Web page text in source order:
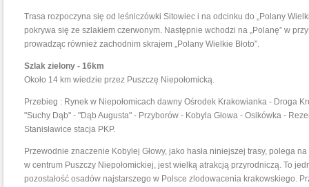
Trasa rozpoczyna się od leśniczówki Sitowiec i na odcinku do „Polany
pokrywa się ze szlakiem czerwonym. Następnie wchodzi na „Polanę” w
prowadząc również zachodnim skrajem „Polany Wielkie Błoto”.
Szlak zielony - 16km
Około 14 km wiedzie przez Puszczę Niepołomicką.
Przebieg : Rynek w Niepołomicach dawny Ośrodek Krakowianka - Droga
"Suchy Dąb" - "Dąb Augusta" - Przyborów - Kobyla Głowa - Osikówka -
Stanisławice stacja PKP.
Przewodnie znaczenie Kobylej Głowy, jako hasła niniejszej trasy, polega
w centrum Puszczy Niepołomickiej, jest wielką atrakcją przyrodniczą. To
pozostałość osadów najstarszego w Polsce zlodowacenia krakowskiego.